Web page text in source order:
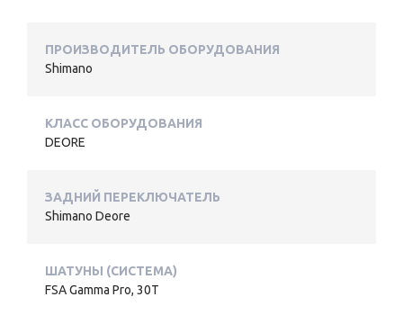
ПРОИЗВОДИТЕЛЬ ОБОРУДОВАНИЯ
Shimano
КЛАСС ОБОРУДОВАНИЯ
DEORE
ЗАДНИЙ ПЕРЕКЛЮЧАТЕЛЬ
Shimano Deore
ШАТУНЫ (СИСТЕМА)
FSA Gamma Pro, 30T